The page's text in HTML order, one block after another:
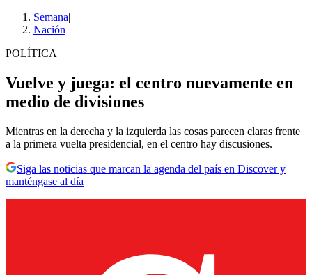
Semana|
Nación
POLÍTICA
Vuelve y juega: el centro nuevamente en
medio de divisiones
Mientras en la derecha y la izquierda las cosas parecen claras frente
a la primera vuelta presidencial, en el centro hay discusiones.
Siga las noticias que marcan la agenda del país en Discover y
manténgase al día